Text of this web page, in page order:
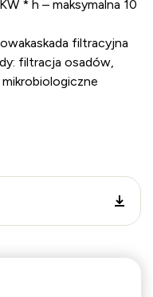
* h – maksymalna 10
filtracyjna
filtracja osadów,